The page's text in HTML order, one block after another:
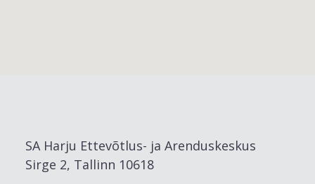
SA Harju Ettevõtlus- ja Arenduskeskus
Sirge 2, Tallinn 10618